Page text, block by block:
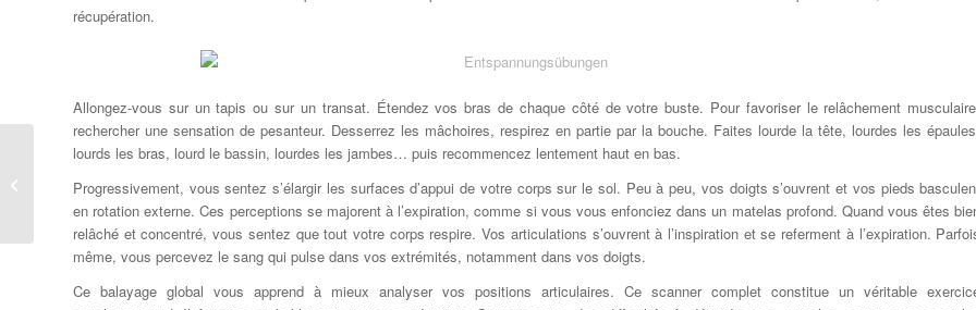
récupération.
Allongez-vous sur un tapis ou sur un transat. Étendez vos bras de chaque côté de votre buste. Pour favoriser le relâchement
rechercher une sensation de pesanteur. Desserrez les mâchoires, respirez en partie par la bouche. Faites lourde la tête, lourdes les
lourds les bras, lourd le bassin, lourdes les jambes… puis recommencez lentement haut en bas.
Progressivement, vous sentez s’élargir les surfaces d’appui de votre corps sur le sol. Peu à peu, vos doigts s’ouvrent et vos pieds
en rotation externe. Ces perceptions se majorent à l’expiration, comme si vous vous enfonciez dans un matelas profond. Quand vous êtes
relâché et concentré, vous sentez que tout votre corps respire. Vos articulations s’ouvrent à l’inspiration et se referment à l’expiration.
même, vous percevez le sang qui pulse dans vos extrémités, notamment dans vos doigts.
Ce balayage global vous apprend à mieux analyser vos positions articulaires. Ce scanner complet constitue un véritable
une Sclérose en plaques